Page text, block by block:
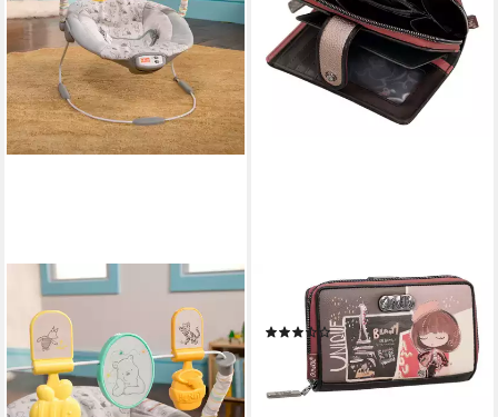
BRIGHT STARTS
Babywippe Disney Winnie the
Pooh Classic Pals Vibrating
Bouncer, mit Sound-Effekt
59,99 €
lieferbar - in 2-3 Werktagen bei dir
ANEKKE
Geldbörse Wallet (Set, 2-tlg)
(2)
ab 43,69 €
lieferbar - in 2-3 Werktagen bei dir